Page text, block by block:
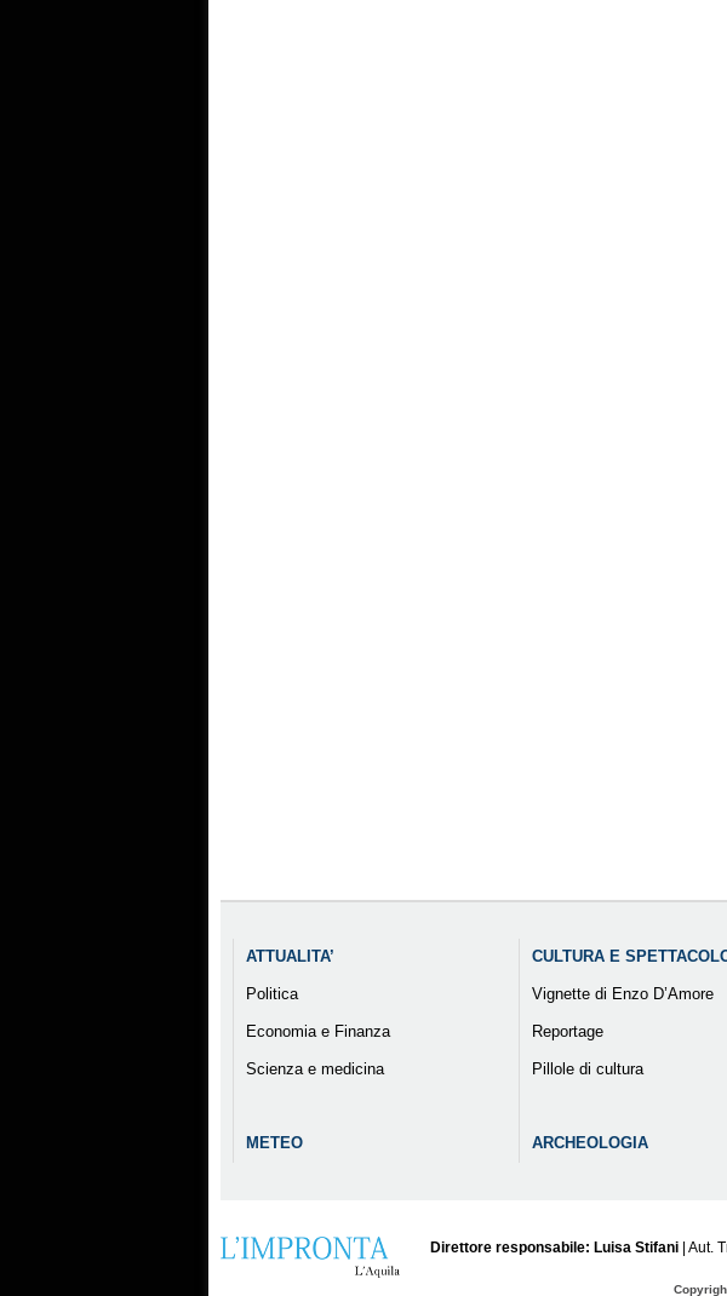
ATTUALITA’
Politica
Economia e Finanza
Scienza e medicina
METEO
CULTURA E
Vignette di Enzo D’Amore
Reportage
Pillole di cultura
ARCHEOLOGIA
Direttore responsabile: Luisa Stifani | Aut.